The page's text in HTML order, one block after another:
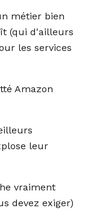
métier bien
(qui d'ailleurs
les services
Amazon
leur
vraiment
devez exiger)